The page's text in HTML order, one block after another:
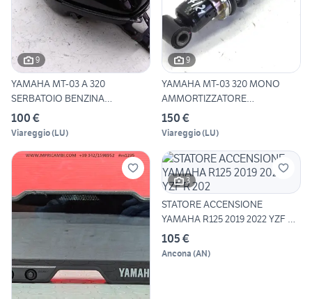
9
YAMAHA MT-03 A 320
SERBATOIO BENZINA
CARBURANTE E
100 €
Viareggio(LU)
9
YAMAHA MT-03 320 MONO
AMMORTIZZATORE
POSTERIORE -
150 €
Viareggio(LU)
3
STATORE ACCENSIONE
YAMAHA R125 2019 2022 YZF R
202
105 €
Ancona (AN)